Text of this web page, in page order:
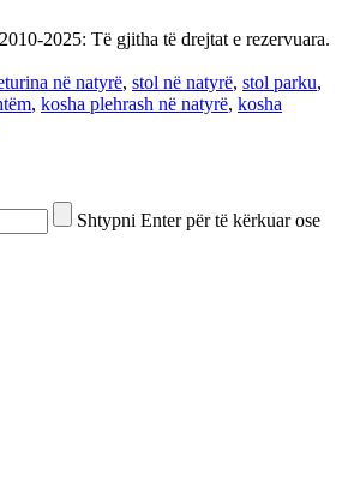
2025: Të gjitha të drejtat e rezervuara.
në natyrë, stol në natyrë, stol parku,
, kosha plehrash në natyrë, kosha
Shtypni Enter për të kërkuar ose